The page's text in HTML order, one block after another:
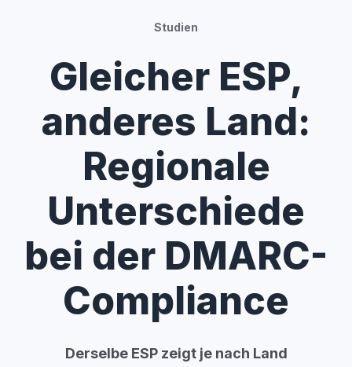
Studien
Gleicher ESP,
anderes Land:
Regionale
Unterschiede
bei der DMARC-
Compliance
Derselbe ESP zeigt je nach Land